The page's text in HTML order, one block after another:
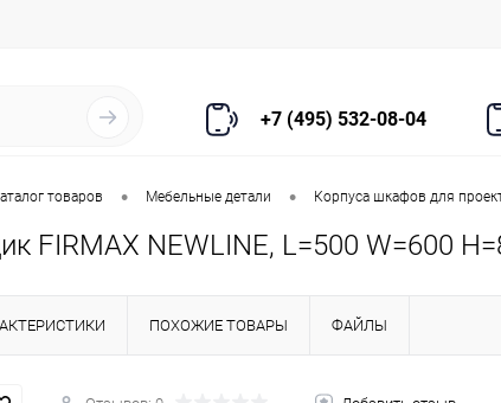
+7 (495) 532-08-04
товаров • Мебельные детали • Корпуса шкафов для
FIRMAX NEWLINE, L=500 W=600
ПОХОЖИЕ ТОВАРЫ ФАЙЛЫ